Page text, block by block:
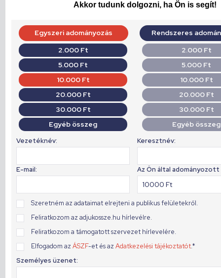
Akkor tudunk dolgozni, ha Ön is segít!